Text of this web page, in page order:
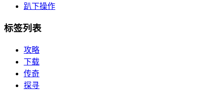
趴下操作
标签列表
攻略
下载
传奇
探寻